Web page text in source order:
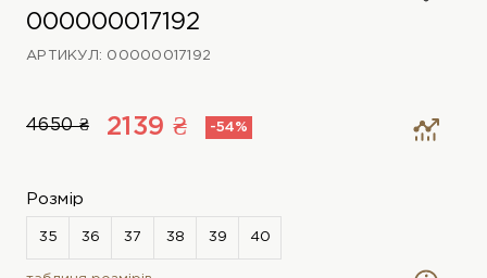
000000017192
АРТИКУЛ: 00000017192
4650 ₴ 2139 ₴ -54%
Розмір